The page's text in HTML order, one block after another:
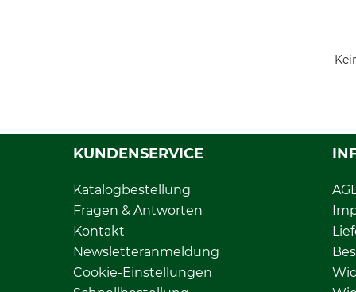
KUNDENSERVICE
Katalogbestellung
Fragen & Antworten
Kontakt
Newsletteranmeldung
Cookie-Einstellungen